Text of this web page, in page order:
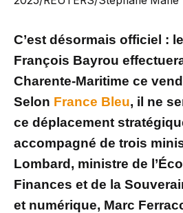
C’est désormais officiel :
François Bayrou
Charente-Maritime ce
Selon France Bleu, il ne
ce déplacement
accompagné de trois
Lombard, ministre de
Finances et de la
et numérique, Marc